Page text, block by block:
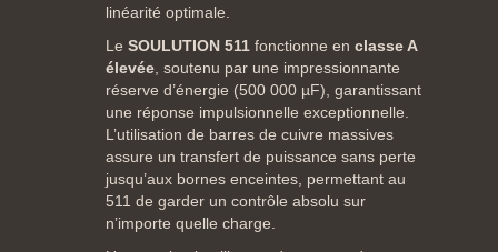
linéarité optimale.
Le SOULUTION 511 fonctionne en classe A
élevée soutenu par une impressionnante
réserve d’énergie (500 000 µF), garantissant
une réponse impulsionnelle exceptionnelle.
L’utilisation de barres de cuivre massives
assure un transfert de puissance sans perte
jusqu’aux bornes enceintes, permettant au
511 de garder un contrôle absolu sur
n’importe quelle charge.